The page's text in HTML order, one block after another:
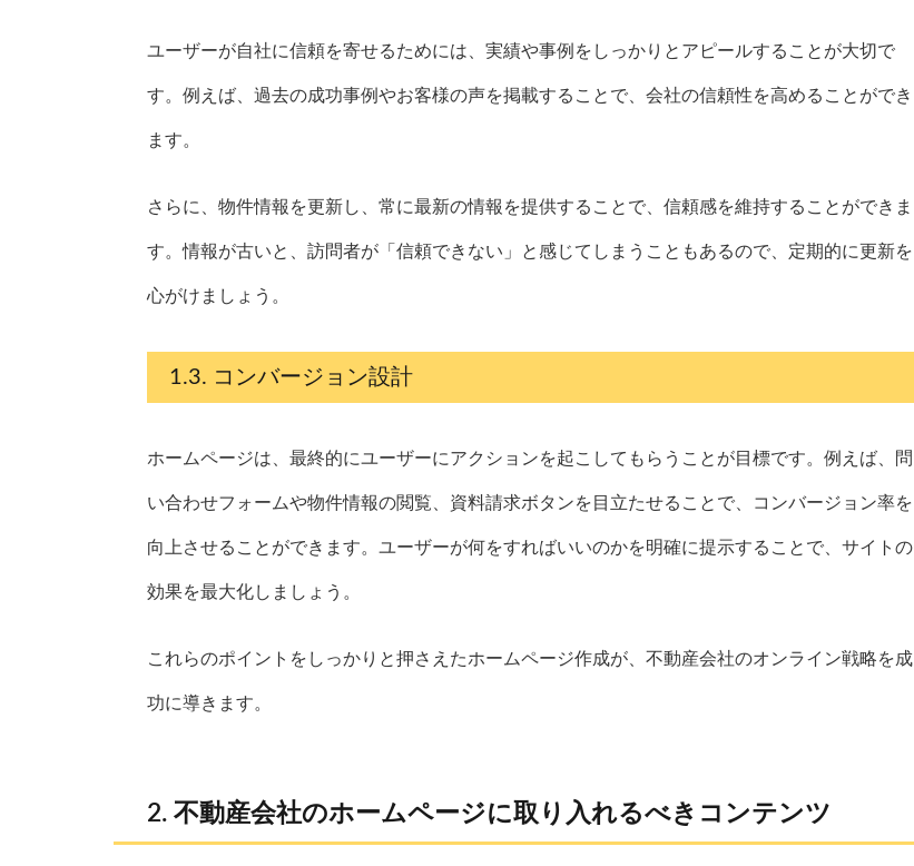
ユーザーが自社に信頼を寄せるためには、実績や事例をしっかりとアピールすることが大切で
す。例えば、過去の成功事例やお客様の声を掲載することで、会社の信頼性を高めることができ
ます。
さらに、物件情報を更新し、常に最新の情報を提供することで、信頼感を維持することができま
す。情報が古いと、訪問者が「信頼できない」と感じてしまうこともあるので、定期的に更新を
心がけましょう。
コンバージョン設計
ホームページは、最終的にユーザーにアクションを起こしてもらうことが目標です。例えば、問
い合わせフォームや物件情報の閲覧、資料請求ボタンを目立たせることで、コンバージョン率を
向上させることができます。ユーザーが何をすればいいのかを明確に提示することで、サイトの
効果を最大化しましょう。
これらのポイントをしっかりと押さえたホームページ作成が、不動産会社のオンライン戦略を成
功に導きます。
不動産会社のホームページに取り入れるべきコンテンツ